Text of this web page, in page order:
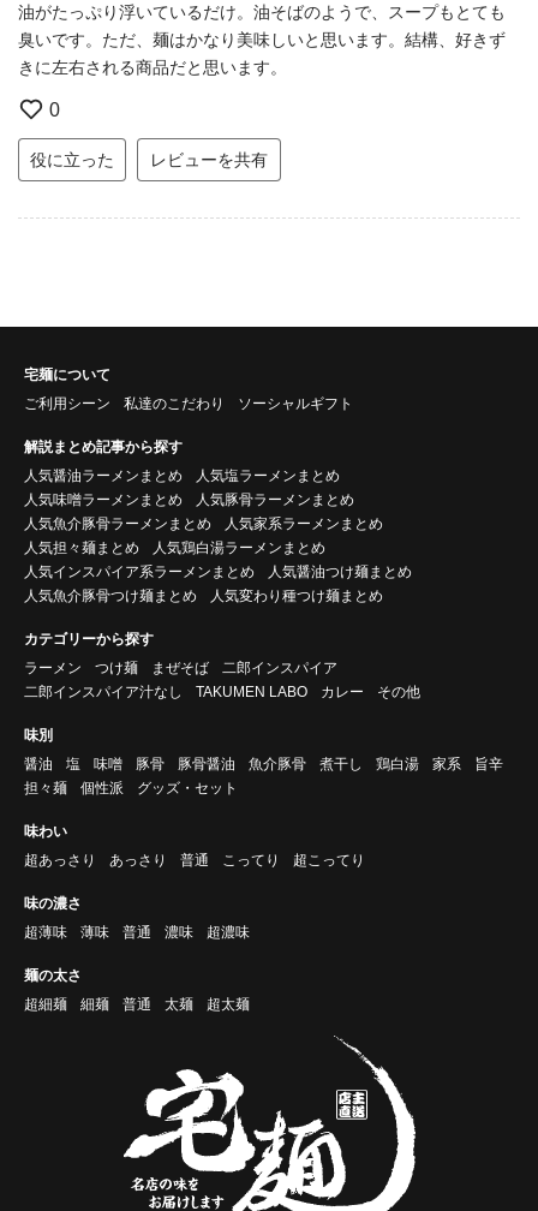
油がたっぷり浮いているだけ。油そばのようで、スープもとても
臭いです。ただ、麺はかなり美味しいと思います。結構、好きず
きに左右される商品だと思います。
0
役に立った レビューを共有
宅麺について
ご利用シーン
私達のこだわり ソーシャルギフト
解説まとめ記事から探す
人気醤油ラーメンまとめ
人気塩ラーメンまとめ
人気味噌ラーメンまとめ
人気豚骨ラーメンまとめ
人気魚介豚骨ラーメンまとめ
人気家系ラーメンまとめ
人気担々麺まとめ
人気鶏白湯ラーメンまとめ
人気インスパイア系ラーメンまとめ
人気醤油つけ麺まとめ
人気魚介豚骨つけ麺まとめ
人気変わり種つけ麺まとめ
カテゴリーから探す
ラーメン
つけ麺 まぜそば
二郎インスパイア
二郎インスパイア汁なし
TAKUMEN LABO カレー その他
味別
醤油
塩 味噌 豚骨 豚骨醤油 魚介豚骨 煮干し 鶏白湯 家系
旨辛
担々麺
個性派 グッズ・セット
味わい
超あっさり
あっさり 普通 こってり 超こってり
味の濃さ
超薄味
薄味 普通 濃味 超濃味
麺の太さ
超細麺
細麺 普通 太麺 超太麺